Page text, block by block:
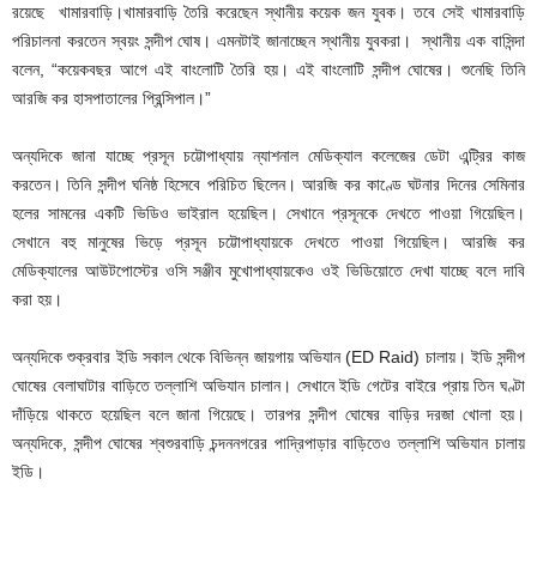
রয়েছে খামারবাড়ি।খামারবাড়ি তৈরি করেছেন স্থানীয় কয়েক জন যুবক। তবে সেই খামারবাড়ি
পরিচালনা করতেন স্বয়ং সন্দীপ ঘোষ। এমনটাই জানাচ্ছেন স্থানীয় যুবকরা। স্থানীয় এক বাসিন্দা
বলেন, “কয়েকবছর আগে এই বাংলোটি তৈরি হয়। এই বাংলোটি সন্দীপ ঘোষের। শুনেছি তিনি
আরজি কর হাসপাতালের প্রিন্সিপাল।”
অন্যদিকে জানা যাচ্ছে প্রসূন চট্টোপাধ্যায় ন্যাশনাল মেডিক্যাল কলেজের ডেটা এন্ট্রির কাজ
করতেন। তিনি সন্দীপ ঘনিষ্ঠ হিসেবে পরিচিত ছিলেন। আরজি কর কাণ্ডে ঘটনার দিনের সেমিনার
হলের সামনের একটি ভিডিও ভাইরাল হয়েছিল। সেখানে প্রসূনকে দেখতে পাওয়া গিয়েছিল।
সেখানে বহু মানুষের ভিড়ে প্রসূন চট্টোপাধ্যায়কে দেখতে পাওয়া গিয়েছিল। আরজি কর
মেডিক্যালের আউটপোস্টের ওসি সঞ্জীব মুখোপাধ্যায়কেও ওই ভিডিয়োতে দেখা যাচ্ছে বলে দাবি
করা হয়।
অন্যদিকে শুক্রবার ইডি সকাল থেকে বিভিন্ন জায়গায় অভিযান (ED Raid) চালায়। ইডি সন্দীপ
ঘোষের বেলাঘাটার বাড়িতে তল্লাশি অভিযান চালান। সেখানে ইডি গেটের বাইরে প্রায় তিন ঘণ্টা
দাঁড়িয়ে থাকতে হয়েছিল বলে জানা গিয়েছে। তারপর সন্দীপ ঘোষের বাড়ির দরজা খোলা হয়।
অন্যদিকে, সন্দীপ ঘোষের শ্বশুরবাড়ি চন্দননগরের পাদ্রিপাড়ার বাড়িতেও তল্লাশি অভিযান চালায়
ইডি।